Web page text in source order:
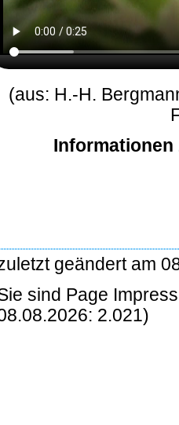
(aus: H.-H.
geändert am
sind Page
2.021)